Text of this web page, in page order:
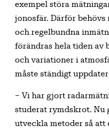
exempel störa
jonosfär. Därför behövs
och regelbundna
förändras hela tiden av
och variationer i
måste ständigt
– Vi har gjort
studerat rymdskrot. Nu
utveckla metoder så att